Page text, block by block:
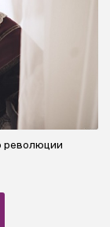
революции